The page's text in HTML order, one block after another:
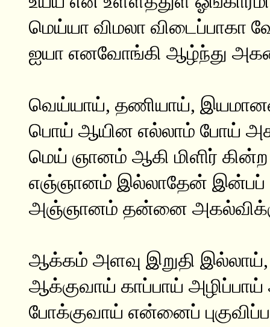
மெய்யா விமலா விடைப்பாகா
ஐயா எனவோங்கி ஆழ்ந்து
வெய்யாய், தணியாய்,
பொய் ஆயின எல்லாம் போய்
மெய் ஞானம் ஆகி மிளிர் கின்ற
எஞ்ஞானம் இல்லாதேன் இன்பப்
அஞ்ஞானம் தன்னை
ஆக்கம் அளவு இறுதி
ஆக்குவாய் காப்பாய்
போக்குவாய் என்னைப்